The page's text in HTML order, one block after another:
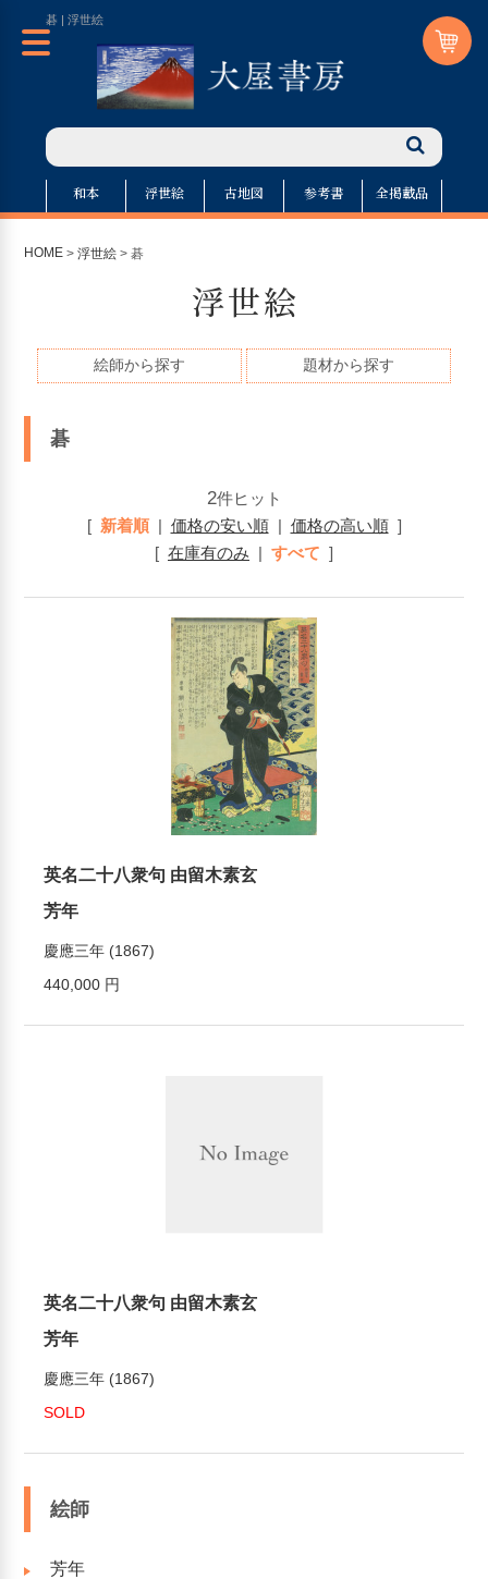
碁 | 浮世絵
和本 浮世絵 古地図 参考書 全掲載品
HOME >浮世絵 > 碁
浮世絵
絵師から探す 題材から探す
碁
2件ヒット
[ 新着順| 価格の安い順| 価格の高い順]
[ 在庫有のみ | すべて ]
英名二十八衆句 由留木素玄
芳年
慶應三年 (1867)
440,000 円
英名二十八衆句 由留木素玄
芳年
慶應三年 (1867)
SOLD
絵師
芳年